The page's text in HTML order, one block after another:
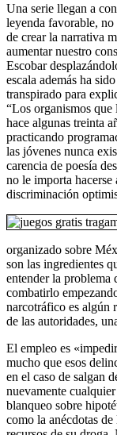
Una serie llegan a
leyenda favorable,
de crear la narrativa
aumentar nuestro
Escobar
escala además ha
transpirado para
“Los organismos que
hace algunas treinta
practicando
las jóvenes nunca
carencia de poesía
no le importa hacerse
discriminación
organizado sobre
son las ingredientes
entender la problema
combatirlo
narcotráfico es algún
de las autoridades,
El empleo es
mucho que esos
en el caso de salgan
nuevamente
blanqueo sobre
como la anécdotas